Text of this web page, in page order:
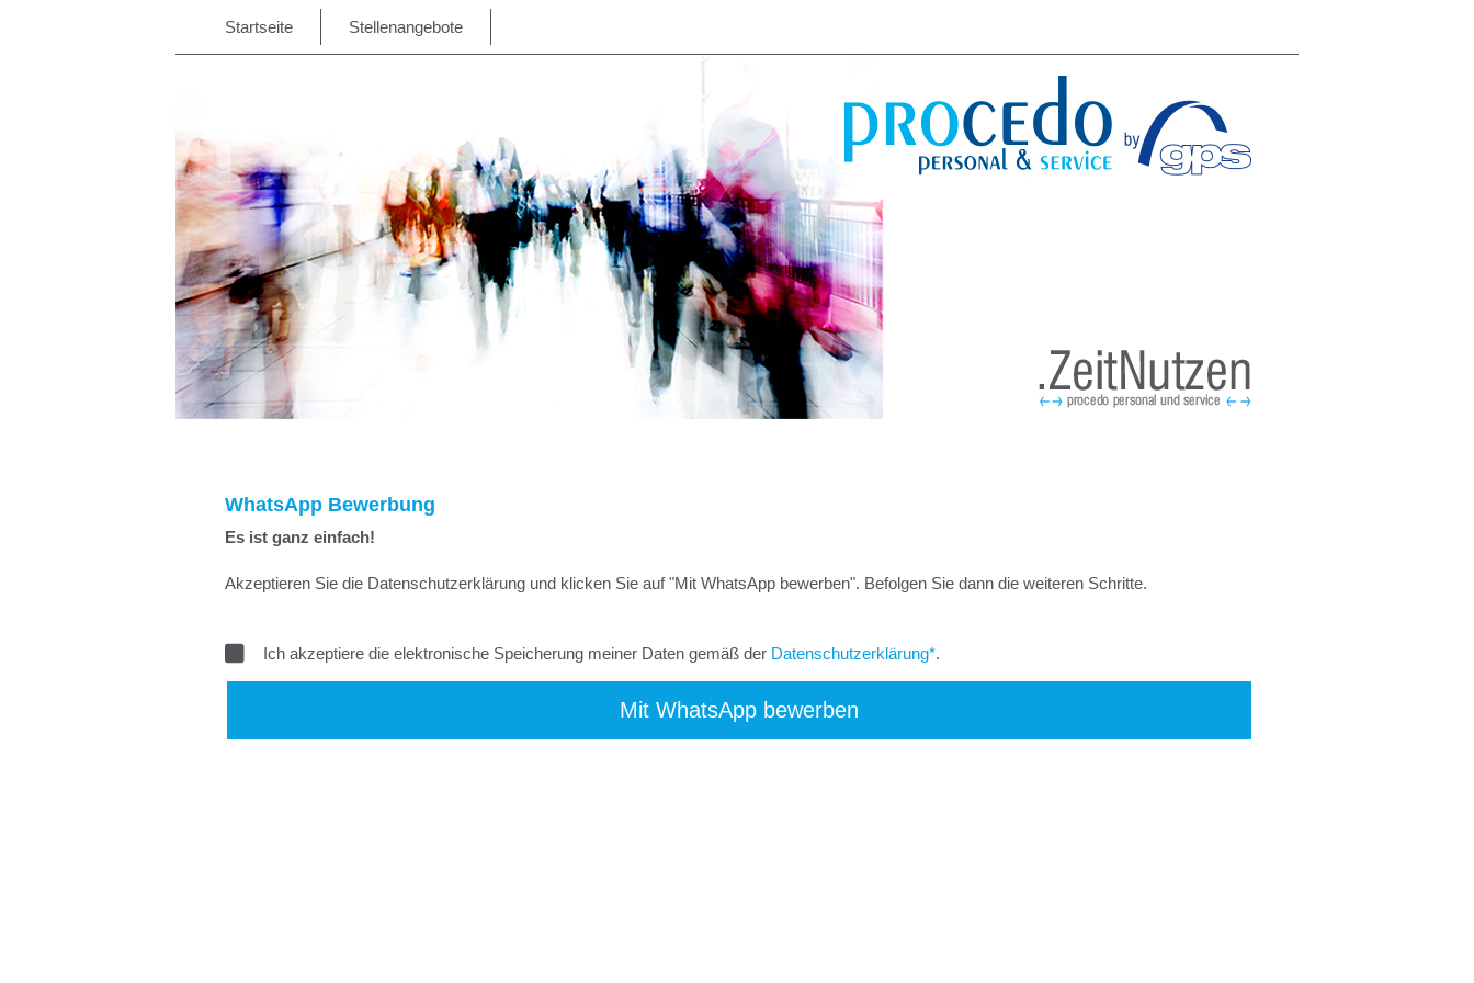
Startseite Stellenangebote
WhatsApp Bewerbung
Es ist ganz einfach!
Akzeptieren Sie die Datenschutzerklärung und klicken Sie auf "Mit WhatsApp bewerben". Befolgen Sie dann die weiteren Schritte.
Ich akzeptiere die elektronische Speicherung meiner Daten gemäß der Datenschutzerklärung*.
Mit WhatsApp bewerben